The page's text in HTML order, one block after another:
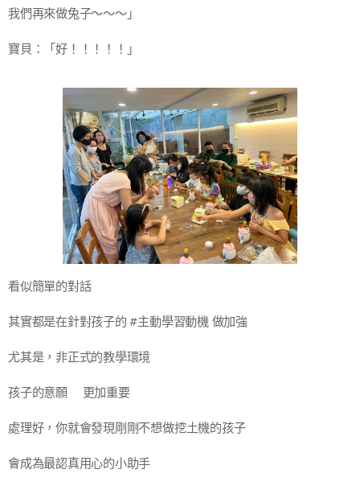
我們再來做兔子～～～」
寶貝：「好！！！！！」
看似簡單的對話
其實都是在針對孩子的 #主動學習動機 做加強
尤其是，非正式的教學環境
孩子的意願❗更加重要💯
處理好，你就會發現剛剛不想做挖土機的孩子
會成為最認真用心的小助手